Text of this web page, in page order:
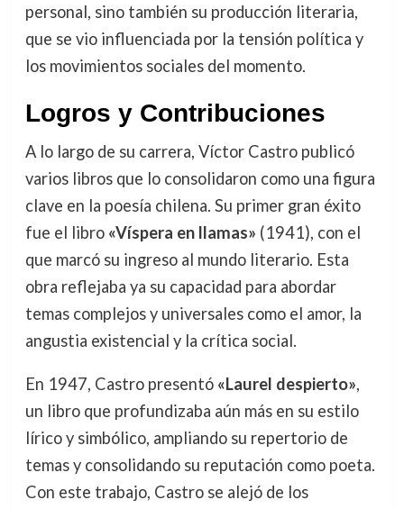
personal, sino también su producción literaria,
que se vio influenciada por la tensión política y
los movimientos sociales del momento.
Logros y Contribuciones
A lo largo de su carrera, Víctor Castro publicó
varios libros que lo consolidaron como una figura
clave en la poesía chilena. Su primer gran éxito
fue el libro «Víspera en llamas» (1941), con el
que marcó su ingreso al mundo literario. Esta
obra reflejaba ya su capacidad para abordar
temas complejos y universales como el amor, la
angustia existencial y la crítica social.
En 1947, Castro presentó «Laurel despierto»,
un libro que profundizaba aún más en su estilo
lírico y simbólico, ampliando su repertorio de
temas y consolidando su reputación como poeta.
Con este trabajo, Castro se alejó de los